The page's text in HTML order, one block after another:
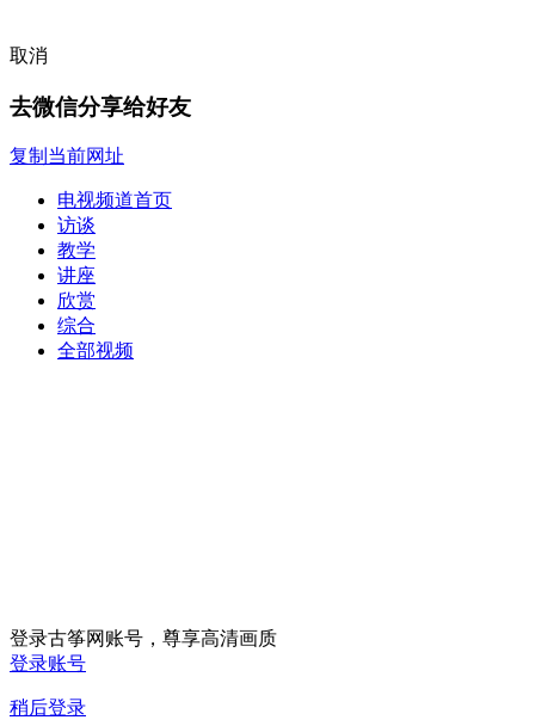
取消
去微信分享给好友
复制当前网址
电视频道首页
访谈
教学
讲座
欣赏
综合
全部视频
登录古筝网账号，尊享高清画质
登录账号
稍后登录